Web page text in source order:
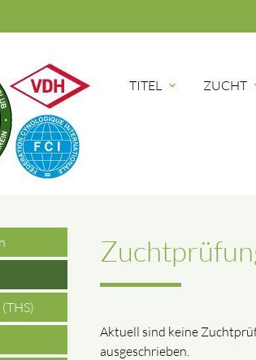
TITEL expand_more ZUCHT
Aktuell sind keine
ausgeschrieben.